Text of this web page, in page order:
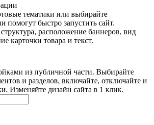
тематики или выбирайте
помогут быстро запустить сайт.
расположение баннеров, вид
карточки товара и текст.
из публичной части. Выбирайте
и разделов, включайте, отключайте и
Изменяйте дизайн сайта в 1 клик.